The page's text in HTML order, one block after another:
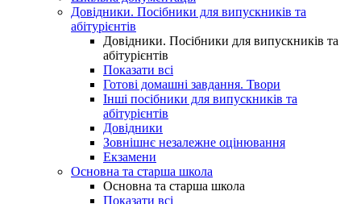
Довідники. Посібники для випускників та
абітурієнтів
Довідники. Посібники для випускників та
абітурієнтів
Показати всі
Готові домашні завдання. Твори
Інші посібники для випускників та
абітурієнтів
Довідники
Зовнішнє незалежне оцінювання
Екзамени
Основна та старша школа
Основна та старша школа
Показати всі